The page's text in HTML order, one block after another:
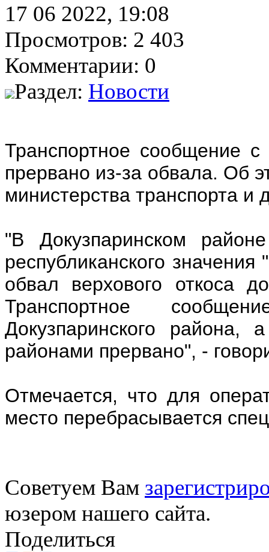
17 06 2022, 19:08
Просмотров: 2 403
Комментарии: 0
Раздел: Новости
Транспортное сообщение
прервано из-за обвала. Об
министерства транспорта и
"В Докузпаринском
республиканского
обвал верхового откоса
Транспортное
Докузпаринского
районами прервано", -
Отмечается, что для
место перебрасывается
Советуем Вам
юзером нашего сайта.
Поделиться